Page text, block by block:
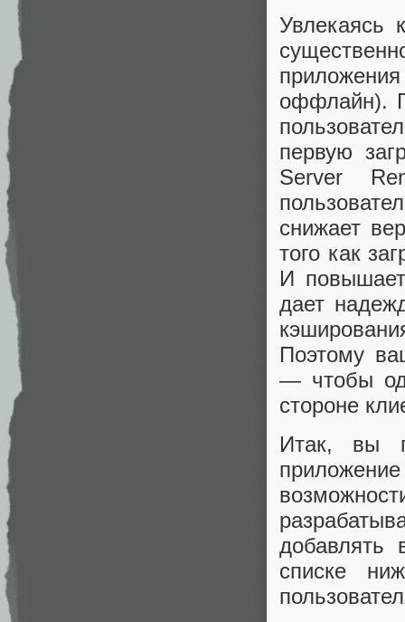
Увлекаясь
оффлайн).
первую
Server
снижает
того как
И повышает
дает
Поэтому
— чтобы
стороне
Итак, вы
добавлять
списке